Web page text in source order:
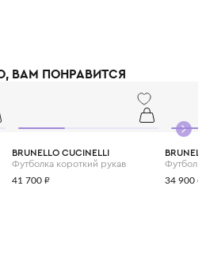
ВАМ ПОНРАВИТСЯ
BRUNELLO CUCINELLI
Футболка короткий рукав
41 700 ₽ 34 900 ₽